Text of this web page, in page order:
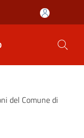
del Comune di